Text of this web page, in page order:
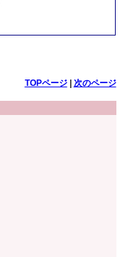
TOPページ| 次のページ